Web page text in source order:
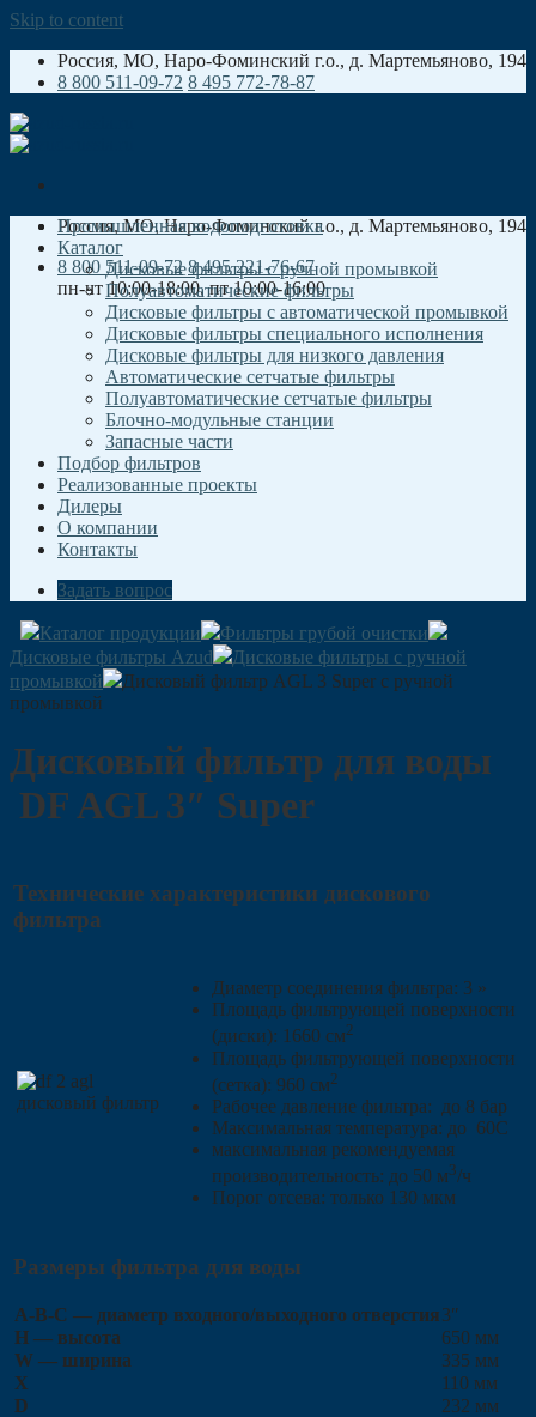
Skip to content
Россия, МO, Наро-Фоминский г.о., д. Мартемьяново, 194
8 800 511-09-72 8 495 772-78-87
Россия, МO, Наро-Фоминский г.о., д. Мартемьяново, 194
8 800 511-09-72 8 495 221-76-67
пн-чт 10:00-18:00, пт 10:00-16:00
Промышленная водоподготовка
Каталог
Дисковые фильтры с ручной промывкой
Полуавтоматические фильтры
Дисковые фильтры с автоматической промывкой
Дисковые фильтры специального исполнения
Дисковые фильтры для низкого давления
Автоматические сетчатые фильтры
Полуавтоматические сетчатые фильтры
Блочно-модульные станции
Запасные части
Подбор фильтров
Реализованные проекты
Дилеры
О компании
Контакты
Задать вопрос
Каталог продукции
Фильтры грубой очистки
Дисковые фильтры Azud
Дисковые фильтры с ручной
промывкой
Дисковый фильтр AGL 3 Super с ручной
промывкой
Дисковый фильтр для воды
DF AGL 3″ Super
Технические характеристики дискового
фильтра
Диаметр соединения фильтра: 3 »
Площадь фильтрующей поверхности
(диски): 1660 см2
Площадь фильтрующей поверхности
(сетка): 960 см2
Рабочее давление фильтра: до 8 бар
Максимальная температура: до 60С
максимальная рекомендуемая
производительность: до 50 м3/ч
Порог отсева: только 130 мкм
Размеры фильтра для воды
A-B-C — диаметр входного/выходного отверстия3″
H — высота
650 мм
W — ширина
335 мм
X
110 мм
D
232 мм